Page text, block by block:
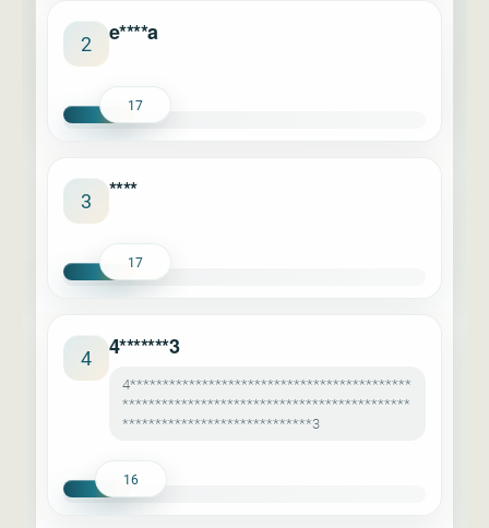
2 e****a
17
3 ****
17
4 4*******3
4*******************************************
********************************************
*****************************3
16